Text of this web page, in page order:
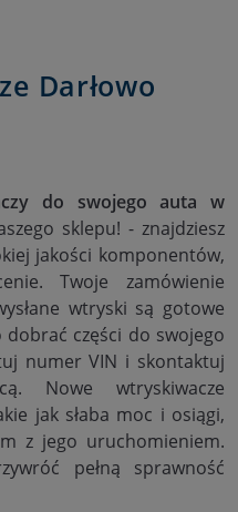
Darłowo
do swojego auta w
sklepu! - znajdziesz
jakości komponentów,
Twoje zamówienie
wtryski są gotowe
części do swojego
numer VIN i skontaktuj
Nowe wtryskiwacze
jak słaba moc i osiągi,
z jego uruchomieniem.
pełną sprawność